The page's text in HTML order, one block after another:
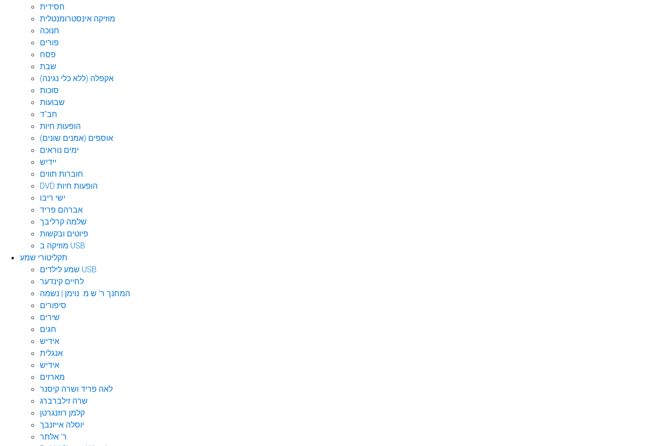
חסידית
מוזיקה אינסטרומנטלית
חנוכה
פורים
פסח
שבת
אקפלה (ללא כלי נגינה)
סוכות
שבועות
חב"ד
הופעות חיות
אוספים (אמנים שונים)
ימים נוראים
יידיש
חוברות תווים
DVD הופעות חיות
ישי ריבו
אברהם פריד
שלמה קרליבך
פיוטים ובקשות
מוזיקה ב USB
תקליטורי שמע
שמע לילדים USB
לחיים קינדער
המחנך ר' ש.מ. נוימן | נשמה
סיפורים
שירים
חגים
אידיש
אנגלית
אידיש
מארזים
לאה פריד ושרה קיסנר
שרה זילברברג
קלמן רוזנגרטן
יוסלה אייזנבך
ר' אלתר